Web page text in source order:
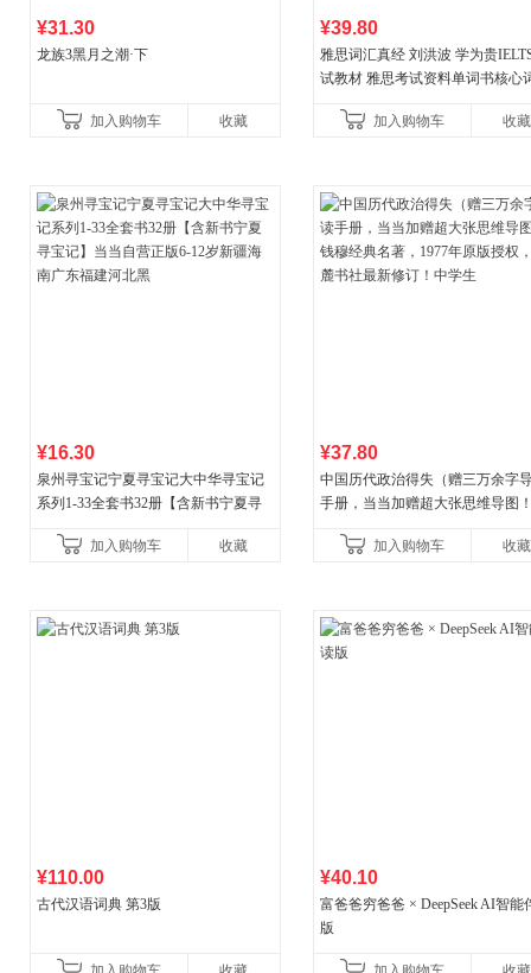
¥31.30
龙族3黑月之潮·下
加入购物车 收藏
¥39.80
雅思词汇真经 刘洪波 学为贵
试教材 雅思考试资料单词书核心
加入购物车
收藏
¥16.30
泉州寻宝记宁夏寻宝记大中华寻宝记
系列1-33全套书32册【含新书宁夏寻
广东福建河北黑
加入购物车 收藏
¥37.80
中国历代政治得失（赠三万余字
手册，当当加赠超大张思维导图
书社最新修订！中学生
加入购物车 收藏
¥110.00
古代汉语词典 第3版
¥40.10
富爸爸穷爸爸 × DeepSeek AI智能
版